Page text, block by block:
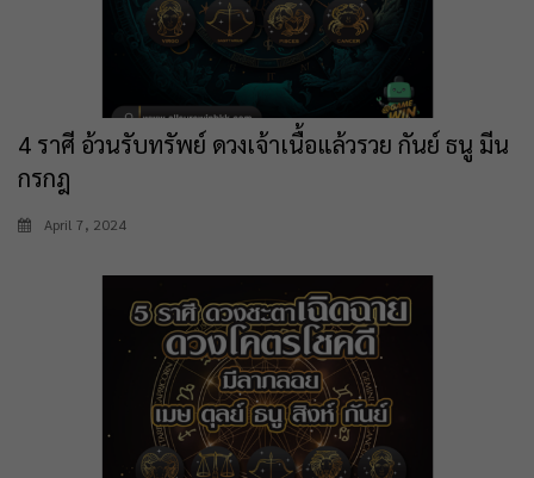
4 ราศี อ้วนรับทรัพย์ ดวงเจ้าเนื้อแล้วรวย กันย์ ธนู มีน
กรกฎ
April 7, 2024